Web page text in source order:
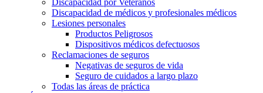
Discapacidad por Veteranos
Discapacidad de médicos y profesionales médicos
Lesiones personales
Productos Peligrosos
Dispositivos médicos defectuosos
Reclamaciones de seguros
Negativas de seguros de vida
Seguro de cuidados a largo plazo
Todas las áreas de práctica